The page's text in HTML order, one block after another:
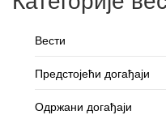
Вести
Предстојећи догађаји
Одржани догађаји